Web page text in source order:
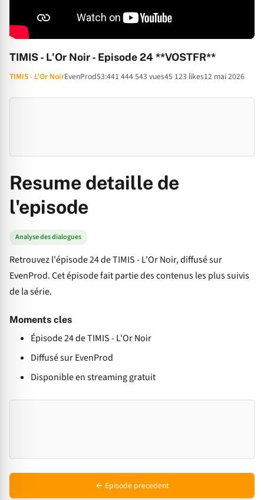
TIMIS - L'Or Noir - Episode 24 **VOSTFR**
TIMIS - L'Or NoirEvenProd53:441 444 543 vues45 123 likes12 mai 2026
Resume detaille de
l'episode
Analyse des dialogues
Retrouvez l'épisode 24 de TIMIS - L'Or Noir, diffusé sur
EvenProd. Cet épisode fait partie des contenus les plus suivis
de la série.
Moments cles
Épisode 24 de TIMIS - L'Or Noir
Diffusé sur EvenProd
Disponible en streaming gratuit
← Episode precedent